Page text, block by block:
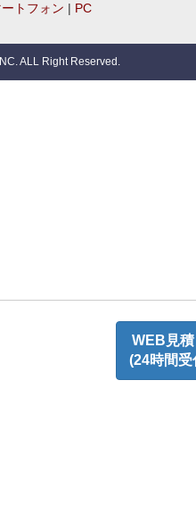
トフォン | PC
ALL Right Reserved.
WEB見
(24時間受